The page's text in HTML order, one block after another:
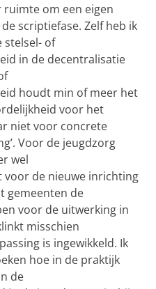
om een eigen
scriptiefase. Zelf heb ik
stelsel- of
in de decentralisatie
houdt min of meer het
voor het
niet voor concrete
Voor de jeugdzorg
wel
de nieuwe inrichting
gemeenten de
voor de uitwerking in
misschien
is ingewikkeld. Ik
hoe in de praktijk
de